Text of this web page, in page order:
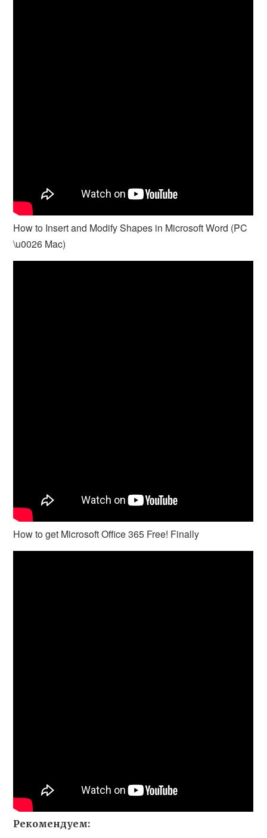
How to Insert and Modify Shapes in Microsoft Word (PC
\u0026 Mac)
How to get Microsoft Office 365 Free! Finally
Рекомендуем: